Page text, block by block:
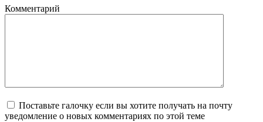
Комментарий
Поставьте галочку если вы хотите получать на почту
уведомление о новых комментариях по этой теме